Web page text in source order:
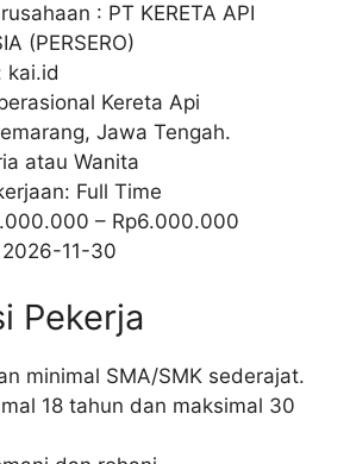
: PT KERETA API
(PERSERO)
kai.id
Kereta Api
Jawa Tengah.
atau Wanita
Full Time
– Rp6.000.000
2026-11-30
Pekerja
minimal SMA/SMK sederajat.
18 tahun dan maksimal 30